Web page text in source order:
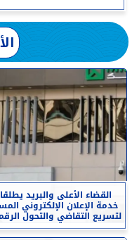
القضاء الأعلى والبريد
خدمة الإعلان الإلكتروني
لتسريع التقاضي والتحول